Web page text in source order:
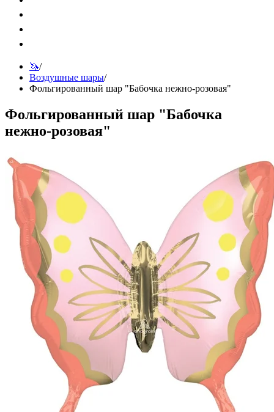
🦄/
Воздушные шары/
Фольгированный шар "Бабочка нежно-розовая"
Фольгированный шар "Бабочка
нежно-розовая"